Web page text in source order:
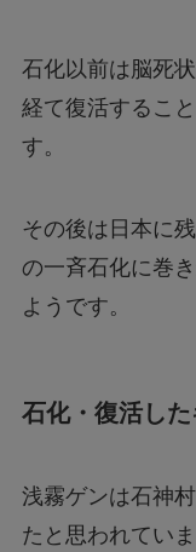
石化以前は脳死
経て復活するこ
す。
その後は日本に
の一斉石化に巻
ようです。
石化・復活し
浅霧ゲンは石神
たと思われてい